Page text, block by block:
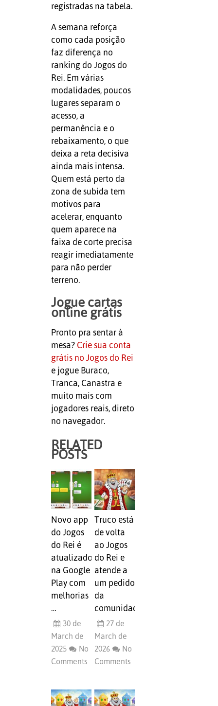
registradas na tabela.
A semana reforça
como cada posição
faz diferença no
ranking do Jogos do
Rei. Em várias
modalidades, poucos
lugares separam o
acesso, a
permanência e o
rebaixamento, o que
deixa a reta decisiva
ainda mais intensa.
Quem está perto da
zona de subida tem
motivos para
acelerar, enquanto
quem aparece na
faixa de corte precisa
reagir imediatamente
para não perder
terreno.
Jogue cartas
online grátis
Pronto pra sentar à
mesa? Crie sua conta
grátis no Jogos do Rei
e jogue Buraco,
Tranca, Canastra e
muito mais com
jogadores reais, direto
no navegador.
RELATED
POSTS
Novo app
do Jogos
do Rei é
atualizado
na Google
Play com
melhorias
…
30 de
March de
2025
No
Comments
Truco está
de volta
ao Jogos
do Rei e
atende a
um pedido
da
comunidade
27 de
March de
2026
No
Comments